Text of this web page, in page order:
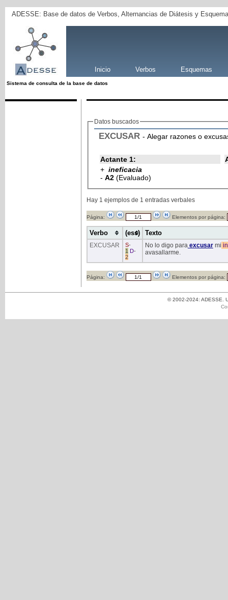
ADESSE: Base de datos de Verbos, Alternancias de Diátesis y
Inicio Verbos Esquemas
Sistema de consulta de la base de datos
Datos buscados
EXCUSAR - Alegar razones o
Actante 1:
+ ineficacia
- A2 (Evaluado)
Hay 1 ejemplos de 1 entradas verbales
Página: Elementos por página:
Verbo (ess) Texto
EXCUSAR S-
1
D-
2
No lo digo paraexcusarmi
avasallarme.
Página: Elementos por página:
© 2002-2024: ADESSE.